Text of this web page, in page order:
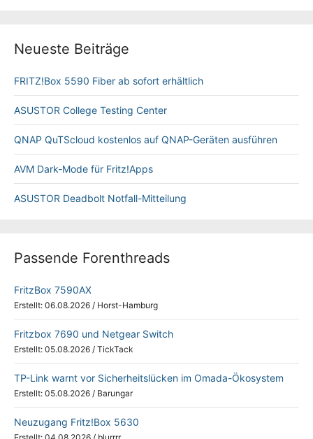
Neueste Beiträge
FRITZ!Box 5590 Fiber ab sofort erhältlich
ASUSTOR College Testing Center
QNAP QuTScloud kostenlos auf QNAP-Geräten ausführen
AVM Dark-Mode für Fritz!Apps
ASUSTOR Deadbolt Notfall-Mitteilung
Passende Forenthreads
FritzBox 7590AX
Erstellt: 06.08.2026 / Horst-Hamburg
Fritzbox 7690 und Netgear Switch
Erstellt: 05.08.2026 / TickTack
TP-Link warnt vor Sicherheitslücken im Omada-Ökosystem
Erstellt: 05.08.2026 / Barungar
Neuzugang Fritz!Box 5630